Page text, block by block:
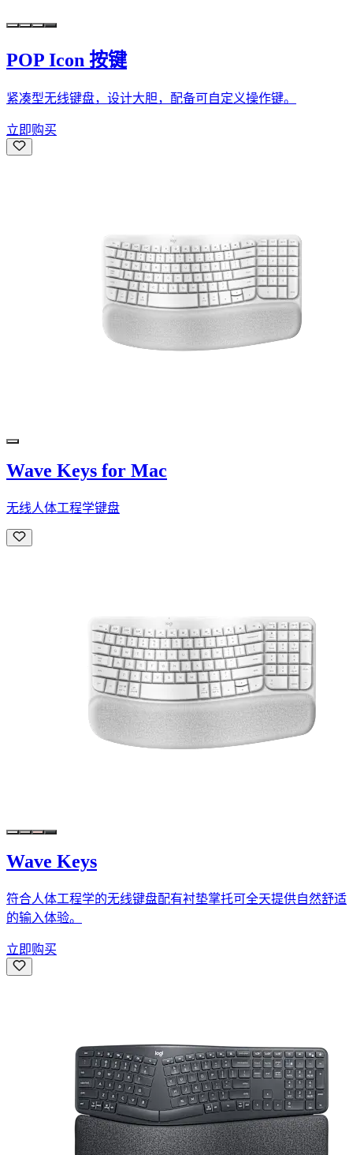
POP Icon 按键
紧凑型无线键盘，设计大胆，配备可自定义操作键。
立即购买
Wave Keys for Mac
无线人体工程学键盘
Wave Keys
符合人体工程学的无线键盘配有衬垫掌托可全天提供自然舒适
的输入体验。
立即购买